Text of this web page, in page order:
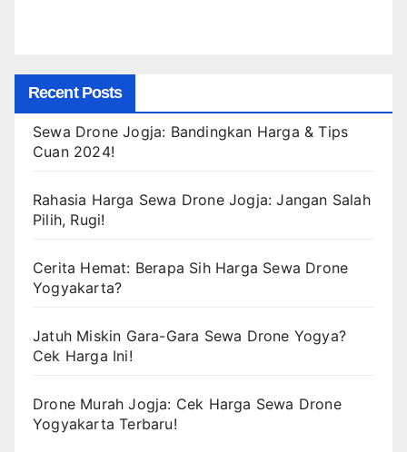
Recent Posts
Sewa Drone Jogja: Bandingkan Harga & Tips
Cuan 2024!
Rahasia Harga Sewa Drone Jogja: Jangan Salah
Pilih, Rugi!
Cerita Hemat: Berapa Sih Harga Sewa Drone
Yogyakarta?
Jatuh Miskin Gara-Gara Sewa Drone Yogya?
Cek Harga Ini!
Drone Murah Jogja: Cek Harga Sewa Drone
Yogyakarta Terbaru!